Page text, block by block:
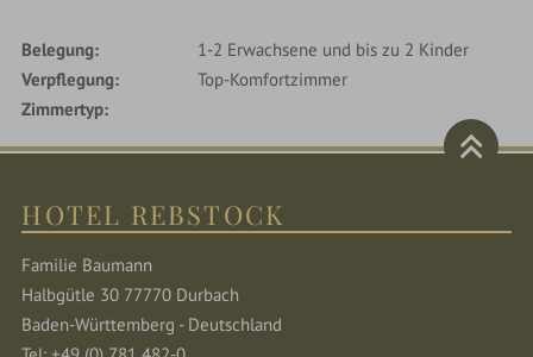
Belegung
1-2 Erwachsene und bis zu 2 Kinder
Verpflegung
Zimmertyp
Top-Komfortzimmer
HOTEL REBSTOCK
Familie Baumann
Halbgütle 30 77770 Durbach
Baden-Württemberg - Deutschland